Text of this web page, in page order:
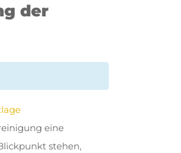
der
eine
stehen,